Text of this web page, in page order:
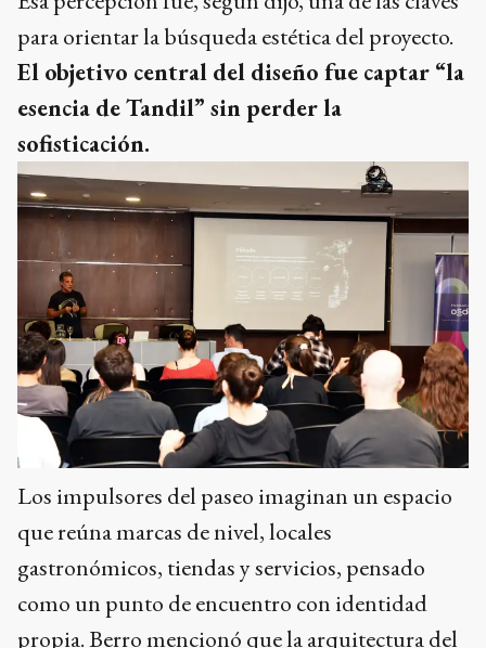
para orientar la búsqueda estética del proyecto.
El objetivo central del diseño fue captar “la
esencia de Tandil” sin perder la
sofisticación.
Los impulsores del paseo imaginan un espacio
que reúna marcas de nivel, locales
gastronómicos, tiendas y servicios, pensado
como un punto de encuentro con identidad
propia. Berro mencionó que la arquitectura del